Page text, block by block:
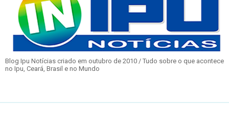
Blog Ipu Notícias criado em outubro de 2010 / Tudo sobre o que acontece
no Ipu, Ceará, Brasil e no Mundo